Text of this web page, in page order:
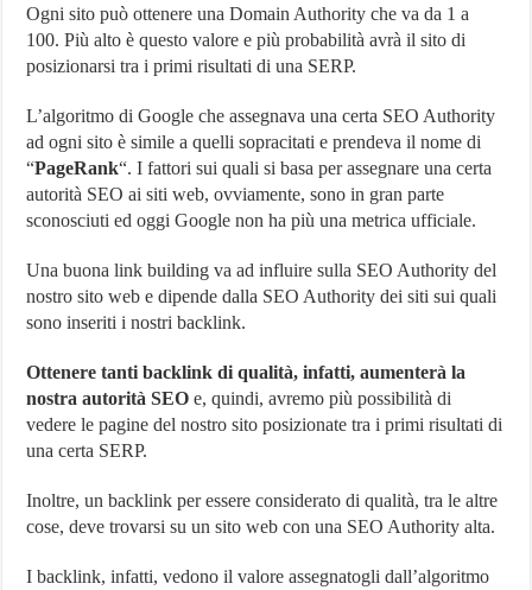
Ogni sito può ottenere una Domain Authority che va da 1 a
100. Più alto è questo valore e più probabilità avrà il sito di
posizionarsi tra i primi risultati di una SERP.
L’algoritmo di Google che assegnava una certa SEO Authority
ad ogni sito è simile a quelli sopracitati e prendeva il nome di
“PageRank“. I fattori sui quali si basa per assegnare una certa
autorità SEO ai siti web, ovviamente, sono in gran parte
sconosciuti ed oggi Google non ha più una metrica ufficiale.
Una buona link building va ad influire sulla SEO Authority del
nostro sito web e dipende dalla SEO Authority dei siti sui quali
sono inseriti i nostri backlink.
Ottenere tanti backlink di qualità, infatti, aumenterà la
nostra autorità SEO e, quindi, avremo più possibilità di
vedere le pagine del nostro sito posizionate tra i primi risultati di
una certa SERP.
Inoltre, un backlink per essere considerato di qualità, tra le altre
cose, deve trovarsi su un sito web con una SEO Authority alta.
I backlink, infatti, vedono il valore assegnatogli dall’algoritmo